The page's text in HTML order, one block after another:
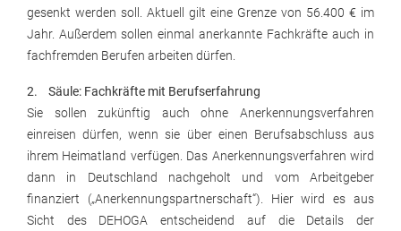
gesenkt werden soll. Aktuell gilt eine Grenze von 56.400 € im
Jahr. Außerdem sollen einmal anerkannte Fachkräfte auch in
fachfremden Berufen arbeiten dürfen.
2. Säule: Fachkräfte mit Berufserfahrung
Sie sollen zukünftig auch ohne Anerkennungsverfahren
einreisen dürfen, wenn sie über einen Berufsabschluss aus
ihrem Heimatland verfügen. Das Anerkennungsverfahren wird
dann in Deutschland nachgeholt und vom Arbeitgeber
finanziert („Anerkennungspartnerschaft“). Hier wird es aus
Sicht des DEHOGA entscheidend auf die Details der